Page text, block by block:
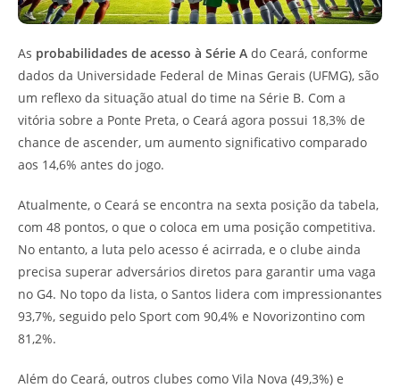
As probabilidades de acesso à Série A do Ceará, conforme
dados da Universidade Federal de Minas Gerais (UFMG), são
um reflexo da situação atual do time na Série B. Com a
vitória sobre a Ponte Preta, o Ceará agora possui 18,3% de
chance de ascender, um aumento significativo comparado
aos 14,6% antes do jogo.
Atualmente, o Ceará se encontra na sexta posição da tabela,
com 48 pontos, o que o coloca em uma posição competitiva.
No entanto, a luta pelo acesso é acirrada, e o clube ainda
precisa superar adversários diretos para garantir uma vaga
no G4. No topo da lista, o Santos lidera com impressionantes
93,7%, seguido pelo Sport com 90,4% e Novorizontino com
81,2%.
Além do Ceará, outros clubes como Vila Nova (49,3%) e